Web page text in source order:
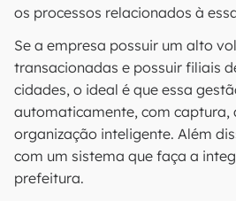
os processos relacionados à
Se a empresa possuir um alto
transacionadas e possuir filiais
cidades, o ideal é que essa
automaticamente, com captura,
organização inteligente. Além
com um sistema que faça a
prefeitura.